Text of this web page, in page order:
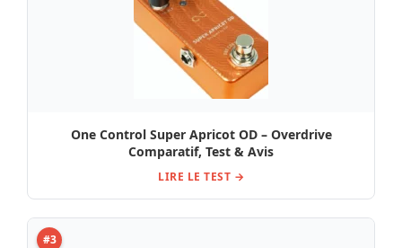
One Control Super Apricot OD – Overdrive
Comparatif, Test & Avis
LIRE LE TEST →
#3